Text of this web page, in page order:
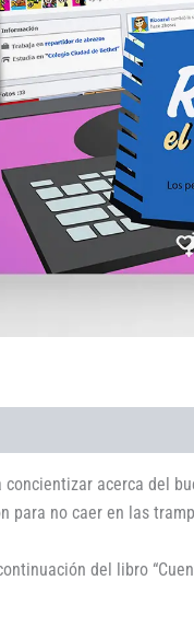
acerca del
para no caer en las
del libro